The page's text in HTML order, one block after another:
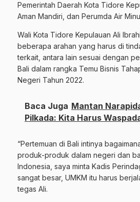
Pemerintah Daerah Kota Tidore
Aman Mandiri, dan Perumda Air
Wali Kota Tidore Kepulauan Ali
beberapa arahan yang harus di
terkait, antara lain sesuai dengan
Bali dalam rangka Temu Bisnis
Negeri Tahun 2022.
Baca Juga Mantan
Pilkada: Kita Harus
“Pertemuan di Bali intinya
produk-produk dalam negeri dan
Indonesia, saya minta Kadis
sangat besar, UMKM itu harus
tegas Ali.